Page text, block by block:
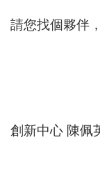
請您找個夥伴
——國立
創新中心 陳佩